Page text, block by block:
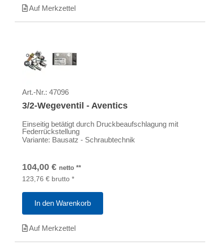
Auf Merkzettel
Art.-Nr.: 47096
3/2-Wegeventil - Aventics
Einseitig betätigt durch Druckbeaufschlagung mit
Federrückstellung
Variante: Bausatz - Schraubtechnik
104,00 € netto **
123,76 € brutto *
In den Warenkorb
Auf Merkzettel